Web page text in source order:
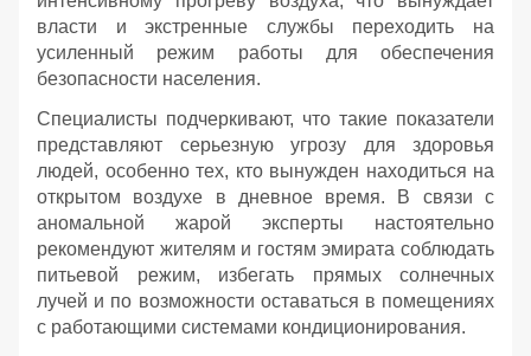
власти и экстренные службы переходить на
усиленный режим работы для обеспечения
безопасности населения.
Специалисты подчеркивают, что такие показатели
представляют серьезную угрозу для здоровья
людей, особенно тех, кто вынужден находиться на
открытом воздухе в дневное время. В связи с
аномальной жарой эксперты настоятельно
рекомендуют жителям и гостям эмирата соблюдать
питьевой режим, избегать прямых солнечных
лучей и по возможности оставаться в помещениях
с работающими системами кондиционирования.